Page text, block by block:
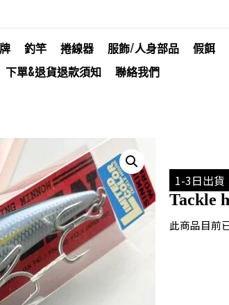
釣竿 捲線器 服飾/人身部品 假餌
下單&退貨退款須知
聯絡我們
1-3日出貨
Tackle
此商品目前